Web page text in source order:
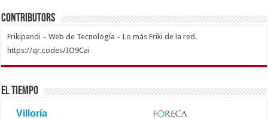
Contributors
Frikipandi – Web de Tecnología – Lo más Friki de la red.
https://qr.codes/IO9Cai
El Tiempo